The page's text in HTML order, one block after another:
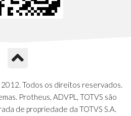
Todos os direitos reservados.
Protheus, ADVPL, TOTVS são
de propriedade da TOTVS S.A.